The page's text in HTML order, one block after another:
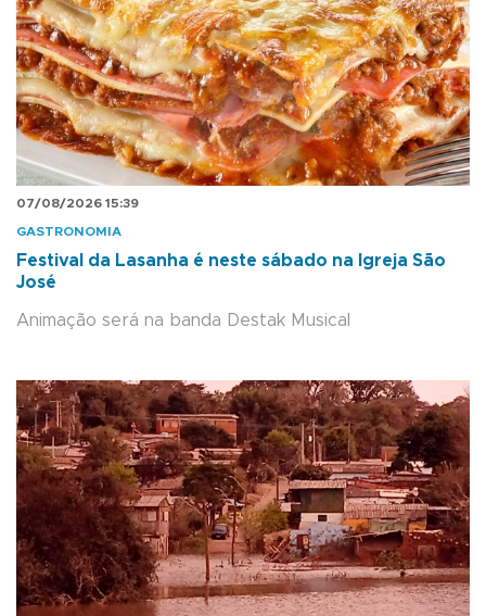
07/08/2026 15:39
GASTRONOMIA
Festival da Lasanha é neste sábado na Igreja São
José
Animação será na banda Destak Musical